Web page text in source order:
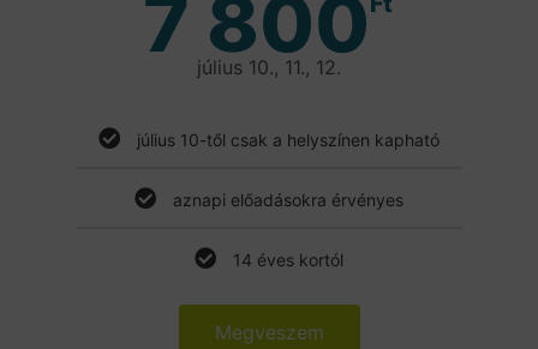
7 800
július 10., 11., 12.
július 10-től csak a helyszínen kapható
aznapi előadásokra érvényes
14 éves kortól
Megveszem